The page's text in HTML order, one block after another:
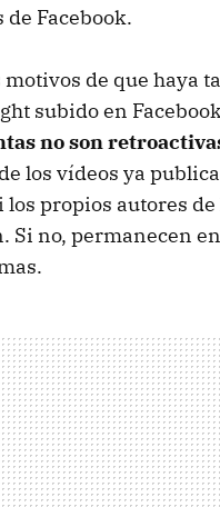
Facebook.
motivos de que haya
subido en
no son
los vídeos ya
los propios autores de
Si no, permanecen